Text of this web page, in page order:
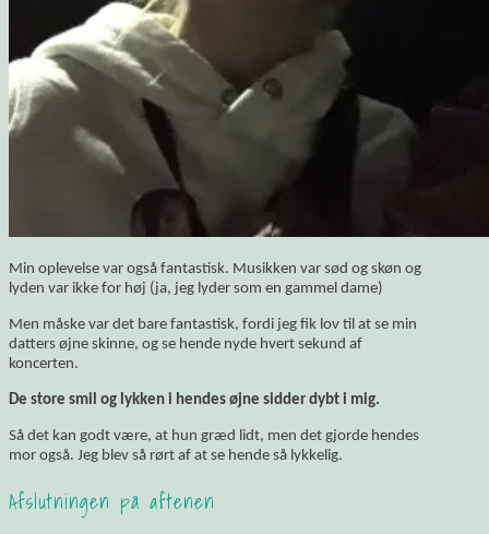
Min oplevelse var også fantastisk. Musikken var sød og skøn og
lyden var ikke for høj (ja, jeg lyder som en gammel dame)
Men måske var det bare fantastisk, fordi jeg fik lov til at se min
datters øjne skinne, og se hende nyde hvert sekund af
koncerten.
De store smil og lykken i hendes øjne sidder dybt i mig.
Så det kan godt være, at hun græd lidt, men det gjorde hendes
mor også. Jeg blev så rørt af at se hende så lykkelig.
Afslutningen på aftenen